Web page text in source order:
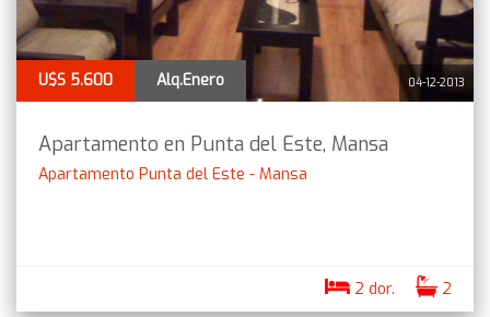
04-12-2013
U$S 5.600 Alq.Enero
Apartamento en Punta del Este, Mansa
Apartamento Punta del Este - Mansa
2 dor. 2